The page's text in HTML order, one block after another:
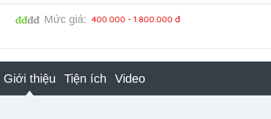
đđđđ Mức giá: 400.000 - 1.800.000 đ
Giới thiệu Tiện ích Video